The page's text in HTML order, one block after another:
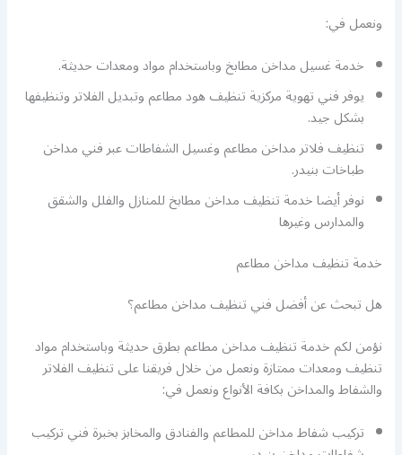
ونعمل في:
خدمة غسيل مداخن مطابخ وباستخدام مواد ومعدات حديثة.
يوفر فني تهوية مركزية تنظيف هود مطاعم وتبديل الفلاتر وتنظيفها
بشكل جيد.
تنظيف فلاتر مداخن مطاعم وغسيل الشفاطات عبر فني مداخن
طباخات بنيدر.
نوفر أيضا خدمة تنظيف مداخن مطابخ للمنازل والفلل والشقق
والمدارس وغيرها
خدمة تنظيف مداخن مطاعم
هل تبحث عن أفضل فني تنظيف مداخن مطاعم؟
نؤمن لكم خدمة تنظيف مداخن مطاعم بطرق حديثة وباستخدام مواد
تنظيف ومعدات ممتازة ونعمل من خلال فريقنا على تنظيف الفلاتر
والشفاط والمداخن بكافة الأنواع ونعمل في:
تركيب شفاط مداخن للمطاعم والفنادق والمخابز بخبرة فني تركيب